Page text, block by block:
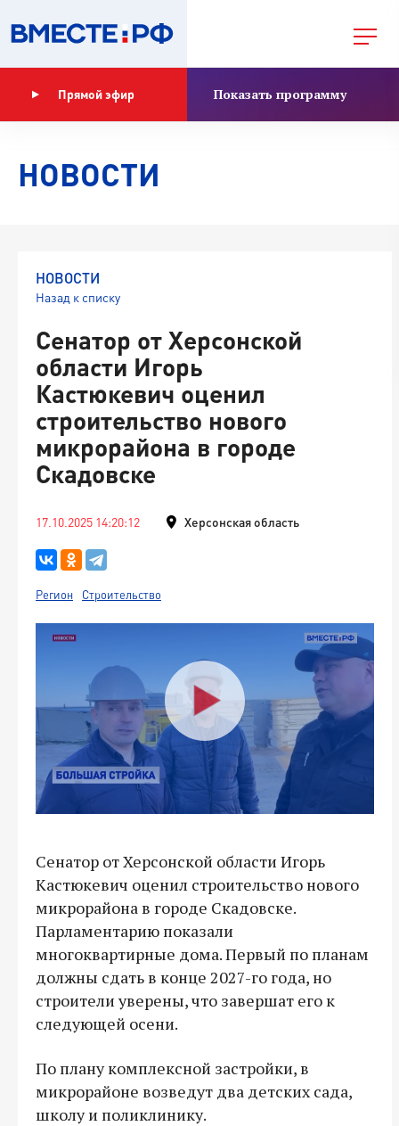
Прямой эфир Показать программу
НОВОСТИ
НОВОСТИ
Назад к списку
Сенатор от Херсонской
области Игорь
Кастюкевич оценил
строительство нового
микрорайона в городе
Скадовске
17.10.2025 14:20:12 Херсонская область
Регион Строительство
Сенатор от Херсонской области Игорь
Кастюкевич оценил строительство нового
микрорайона в городе Скадовске.
Парламентарию показали
многоквартирные дома. Первый по планам
должны сдать в конце 2027-го года, но
строители уверены, что завершат его к
следующей осени.
По плану комплексной застройки, в
микрорайоне возведут два детских сада,
школу и поликлинику.